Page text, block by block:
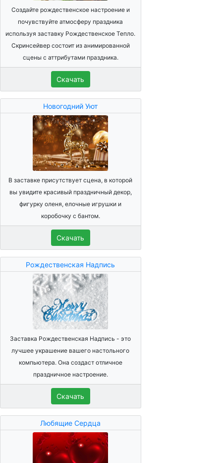
Создайте рождественское настроение и
почувствуйте атмосферу праздника
используя заставку Рождественское Тепло.
Скринсейвер состоит из анимированной
сцены с аттрибутами праздника.
Скачать
Новогодний Уют
В заставке присутствует сцена, в которой
вы увидите красивый праздничный декор,
фигурку оленя, елочные игрушки и
коробочку с бантом.
Скачать
Рождественская Надпись
Заставка Рождественская Надпись - это
лучшее украшение вашего настольного
компьютера. Она создаст отличное
праздничное настроение.
Скачать
Любящие Сердца